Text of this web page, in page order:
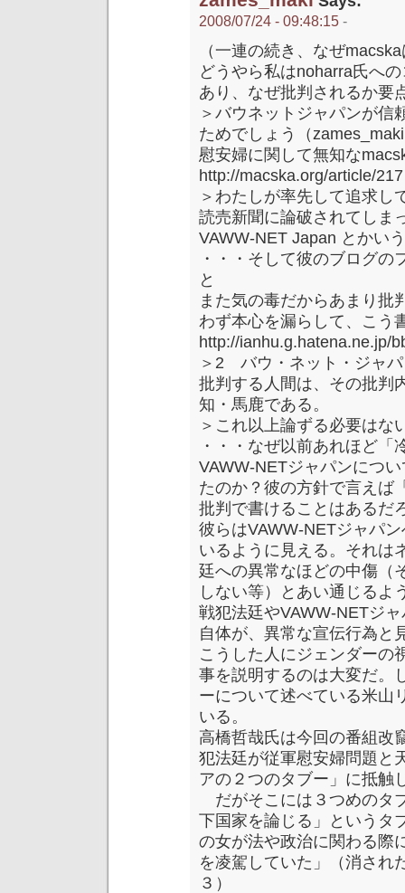
2008/07/24 - 09:48:15 -
（一連の続き、なぜ
どうやら私はnoharra氏へ
あり、なぜ批判されるか要
＞バウネットジャパンが信
ためでしょう（
慰安婦に関して無知な
http://macska.org/article/217
＞わたしが率先して追求し
読売新聞に論破されてしま
VAWW-NET Japan とかい
・・・そして彼のブログ
と
また気の毒だからあまり批
わず本心を漏らして、こう
http://ianhu.g.hatena.ne.jp/
＞2 バウ・ネット・ジャ
批判する人間は、その批判
知・馬鹿である。
＞これ以上論ずる必要はな
・・・なぜ以前あれほど
VAWW-NETジャパンにつ
たのか？彼の方針で言えば
批判で書けることはあるだ
彼らはVAWW-NETジャパ
いるように見える。それは
廷への異常なほどの中傷（
しない等）とあい通じるよ
戦犯法廷やVAWW-NETジ
自体が、異常な宣伝行為と
こうした人にジェンダーの
事を説明するのは大変だ。
ーについて述べている米山
いる。
高橋哲哉氏は今回の番組改
犯法廷が従軍慰安婦問題と
アの２つのタブー」に抵触
だがそこには３つめのタ
下国家を論じる」というタ
の女が法や政治に関わる際
を凌駕していた」（消され
３）